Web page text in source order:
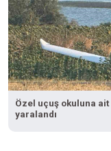
Özel uçuş okuluna ait
yaralandı